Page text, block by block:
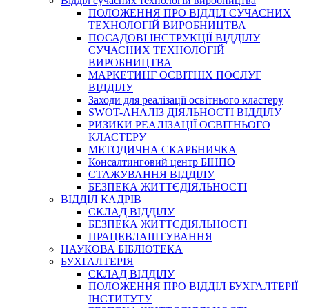
ПОЛОЖЕННЯ ПРО ВІДДІЛ СУЧАСНИХ
ТЕХНОЛОГІЙ ВИРОБНИЦТВА
ПОСАДОВІ ІНСТРУКЦІЇ ВІДДІЛУ
СУЧАСНИХ ТЕХНОЛОГІЙ
ВИРОБНИЦТВА
МАРКЕТИНГ ОСВІТНІХ ПОСЛУГ
ВІДДІЛУ
Заходи для реалізації освітнього кластеру
SWOT-АНАЛІЗ ДІЯЛЬНОСТІ ВІДДІЛУ
РИЗИКИ РЕАЛІЗАЦІЇ ОСВІТНЬОГО
КЛАСТЕРУ
МЕТОДИЧНА СКАРБНИЧКА
Консалтинговий центр БІНПО
СТАЖУВАННЯ ВІДДІЛУ
БЕЗПЕКА ЖИТТЄДІЯЛЬНОСТІ
ВІДДІЛ КАДРІВ
СКЛАД ВІДДІЛУ
БЕЗПЕКА ЖИТТЄДІЯЛЬНОСТІ
ПРАЦЕВЛАШТУВАННЯ
НАУКОВА БІБЛІОТЕКА
БУХГАЛТЕРІЯ
СКЛАД ВІДДІЛУ
ПОЛОЖЕННЯ ПРО ВІДДІЛ БУХГАЛТЕРІЇ
ІНСТИТУТУ